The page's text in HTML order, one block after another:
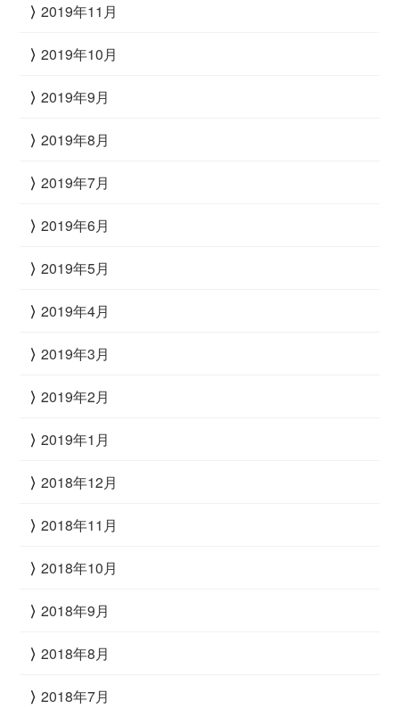
2019年11月
2019年10月
2019年9月
2019年8月
2019年7月
2019年6月
2019年5月
2019年4月
2019年3月
2019年2月
2019年1月
2018年12月
2018年11月
2018年10月
2018年9月
2018年8月
2018年7月